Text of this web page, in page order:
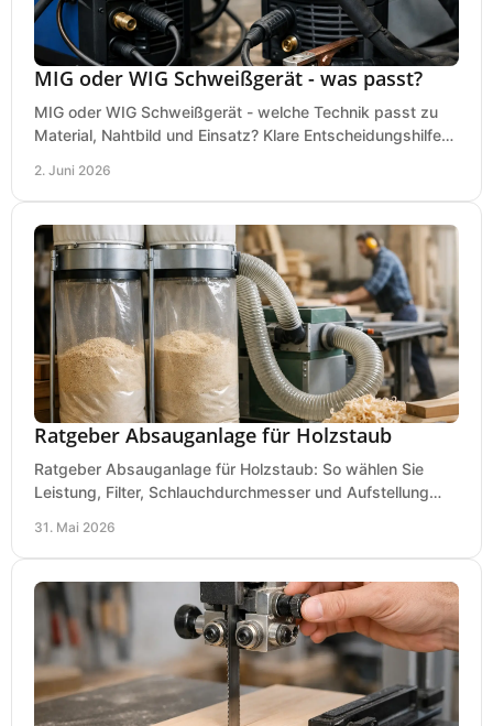
MIG oder WIG Schweißgerät - was passt?
MIG oder WIG Schweißgerät - welche Technik passt zu
Material, Nahtbild und Einsatz? Klare Entscheidungshilfe
2. Juni 2026
Ratgeber Absauganlage für Holzstaub
Ratgeber Absauganlage für Holzstaub: So wählen Sie
Leistung, Filter, Schlauchdurchmesser und Aufstellung
31. Mai 2026